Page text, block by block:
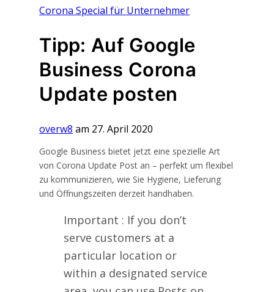
Corona Special für Unternehmer
Tipp: Auf Google
Business Corona
Update posten
overw8 am 27. April 2020
Google Business bietet jetzt eine spezielle Art
von Corona Update Post an – perfekt um flexibel
zu kommunizieren, wie Sie Hygiene, Lieferung
und Öffnungszeiten derzeit handhaben.
Important : If you don’t
serve customers at a
particular location or
within a designated service